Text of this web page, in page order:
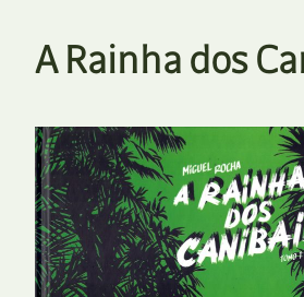
A Rainha dos